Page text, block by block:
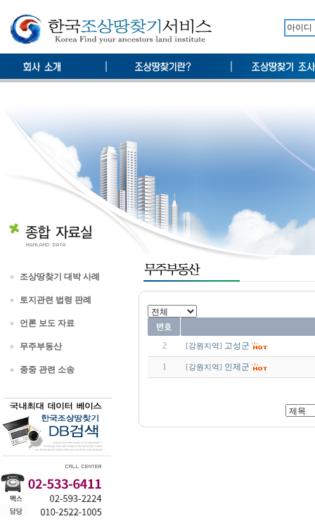
조상땅찾기 대박 사례
토지관련 법령 판례
언론 보도 자료
무주부동산
종중 관련 소송
2 [강원지역] 고성군
1 [강원지역] 인제군